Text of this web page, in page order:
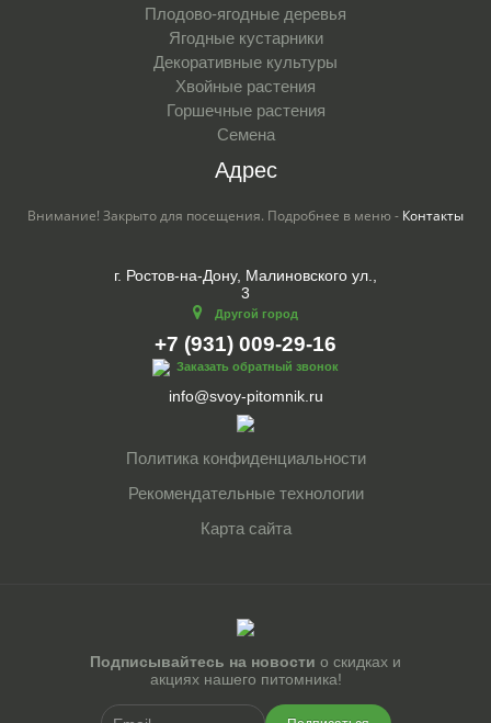
Плодово-ягодные деревья
Ягодные кустарники
Декоративные культуры
Хвойные растения
Горшечные растения
Семена
Адрес
Внимание! Закрыто для посещения. Подробнее в меню - Контакты
г. Ростов-на-Дону, Малиновского ул.,
3
Другой город
+7 (931) 009-29-16
Заказать обратный звонок
info@svoy-pitomnik.ru
Политика конфиденциальности
Рекомендательные технологии
Карта сайта
Подписывайтесь на новости о скидках и
акциях нашего питомника!